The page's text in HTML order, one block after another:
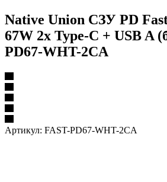
Native Union СЗУ PD
67W 2х Type-C + USB A
PD67-WHT-2CA
Артикул: FAST-PD67-WHT-2CA